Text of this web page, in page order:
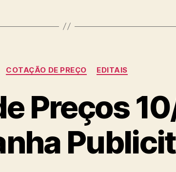
Categorias
COTAÇÃO DE PREÇO EDITAIS
Preços